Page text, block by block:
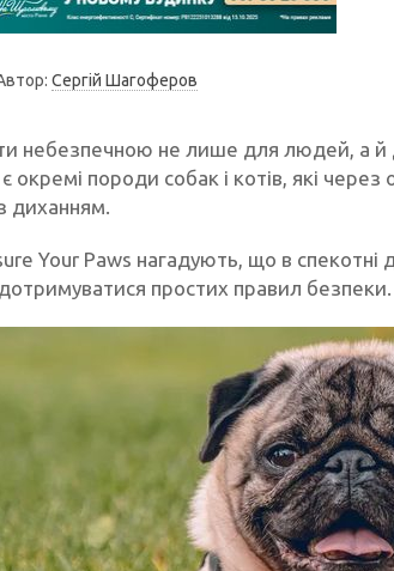
Сергій Шагоферов
небезпечною не лише для людей, а
окремі породи собак і котів, які
диханням.
Your Paws нагадують, що в
простих правил безпеки.